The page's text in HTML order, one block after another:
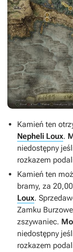
Kamień ten
Nepheli Loux.
niedostępny
rozkazem
Kamień ten
bramy, za
Loux.
Zamku
zszywaniec.
niedostępny
rozkazem